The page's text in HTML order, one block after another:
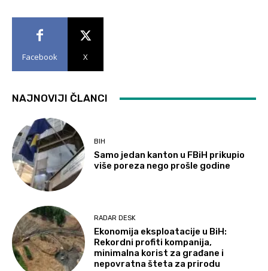
Facebook X
NAJNOVIJI ČLANCI
BIH
Samo jedan kanton u FBiH prikupio
više poreza nego prošle godine
RADAR DESK
Ekonomija eksploatacije u BiH:
Rekordni profiti kompanija,
minimalna korist za građane i
nepovratna šteta za prirodu